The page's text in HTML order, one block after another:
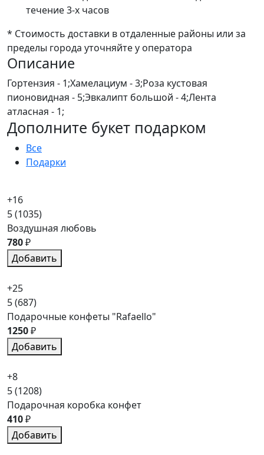
течение 3-х часов
* Стоимость доставки в отдаленные районы или за
пределы города уточняйте у оператора
Описание
Гортензия - 1;Хамелациум - 3;Роза кустовая
пионовидная - 5;Эвкалипт большой - 4;Лента
атласная - 1;
Дополните букет подарком
Все
Подарки
+16
5(1035)
Воздушная любовь
780₽
Добавить
+25
5(687)
Подарочные конфеты "Rafaello"
1250₽
Добавить
+8
5(1208)
Подарочная коробка конфет
410₽
Добавить